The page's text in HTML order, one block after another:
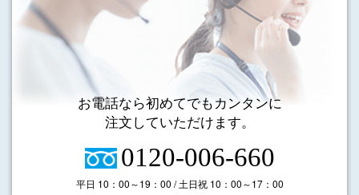
お電話なら初めてでもカンタンに
注文していただけます。
0120-006-660
平日 10：00～19：00 / 土日祝 10：00～17：00